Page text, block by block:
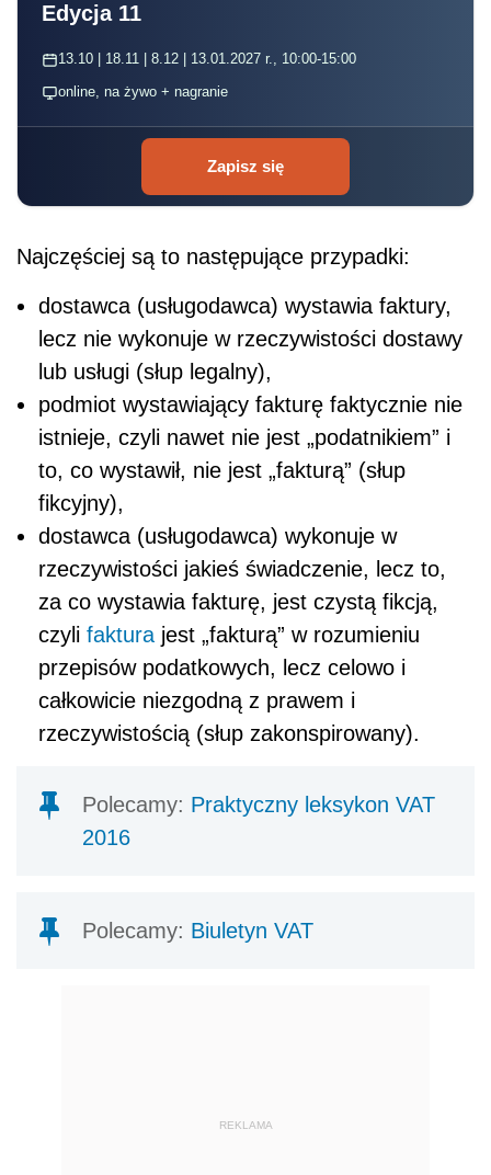
Edycja 11
13.10 | 18.11 | 8.12 | 13.01.2027 r., 10:00-15:00
online, na żywo + nagranie
Zapisz się
Najczęściej są to następujące przypadki:
dostawca (usługodawca) wystawia faktury,
lecz nie wykonuje w rzeczywistości dostawy
lub usługi (słup legalny),
podmiot wystawiający fakturę faktycznie nie
istnieje, czyli nawet nie jest „podatnikiem” i
to, co wystawił, nie jest „fakturą” (słup
fikcyjny),
dostawca (usługodawca) wykonuje w
rzeczywistości jakieś świadczenie, lecz to,
za co wystawia fakturę, jest czystą fikcją,
czyli faktura jest „fakturą” w rozumieniu
przepisów podatkowych, lecz celowo i
całkowicie niezgodną z prawem i
rzeczywistością (słup zakonspirowany).
Polecamy: Praktyczny leksykon VAT
2016
Polecamy: Biuletyn VAT
REKLAMA